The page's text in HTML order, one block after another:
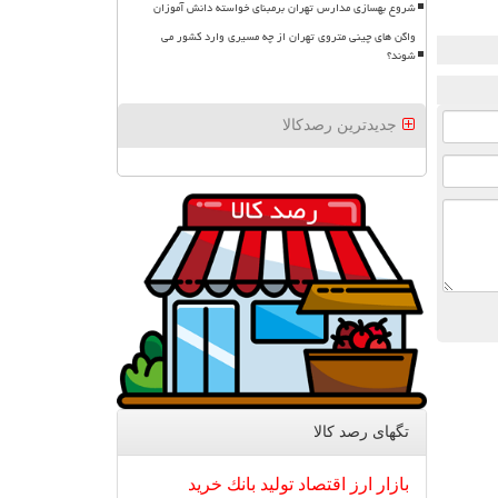
شروع بهسازی مدارس تهران برمبنای خواسته دانش آموزان
واگن های چینی متروی تهران از چه مسیری وارد کشور می
شوند؟
جدیدترین رصدکالا
تگهای رصد كالا
بازار ارز اقتصاد تولید بانك خرید